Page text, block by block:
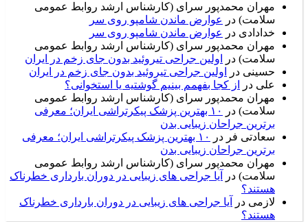
مهران محمدپور سرای (کارشناس ارشد روابط عمومی
سلامت) در
عوارض ماندن شامپو روی سر
خدادادی در
عوارض ماندن شامپو روی سر
مهران محمدپور سرای (کارشناس ارشد روابط عمومی
سلامت) در
اولین جراحی تیروئید بدون جای زخم در ایران
حسینی در
اولین جراحی تیروئید بدون جای زخم در ایران
علی در
از کجا بفهمم بینیم گوشتیه یا استخوانی؟
مهران محمدپور سرای (کارشناس ارشد روابط عمومی
سلامت) در
۱۰ بهترین پزشک پیکرتراشی ایران؛ معرفی
برترین جراحان زیبایی بدن
سعادتی فر در
۱۰ بهترین پزشک پیکرتراشی ایران؛ معرفی
برترین جراحان زیبایی بدن
مهران محمدپور سرای (کارشناس ارشد روابط عمومی
سلامت) در
آیا جراحی های زیبایی در دوران بارداری خطرناک
هستند؟
لازمی در
آیا جراحی های زیبایی در دوران بارداری خطرناک
هستند؟